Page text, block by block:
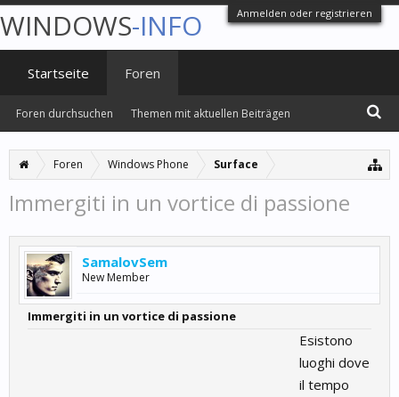
Anmelden oder registrieren
Foren Windows Phone Surface
Immergiti in un vortice di passione
SamalovSem
New Member
Immergiti in un vortice di passione
Esistono
luoghi dove
il tempo
WINDOWS-INFO
Startseite Foren
Foren durchsuchen Themen mit aktuellen Beiträgen